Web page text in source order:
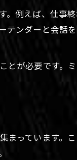
人の夜
始めるヒント
のコツ
心地よさ
工夫
分時間
を作る
例えば、仕事
ンダーと会話
が必要です。
っています。